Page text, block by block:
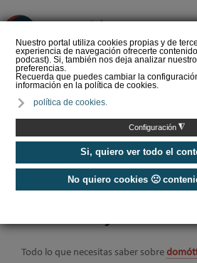
Nuestro portal utiliza cookies propias y de
experiencia de navegación ofrecerte
podcast). Si, también nos deja analizar
preferencias.
Recuerda que puedes cambiar la
información en la política de cookies.
política de cookies.
Configuración ◮
Si, quiero ver todo el
No quiero cookies 🙁
Arquitectura
Homenaje a la
arquitectura d…
Construcción Sostenible /
Todo lo que necesitas saber sobre